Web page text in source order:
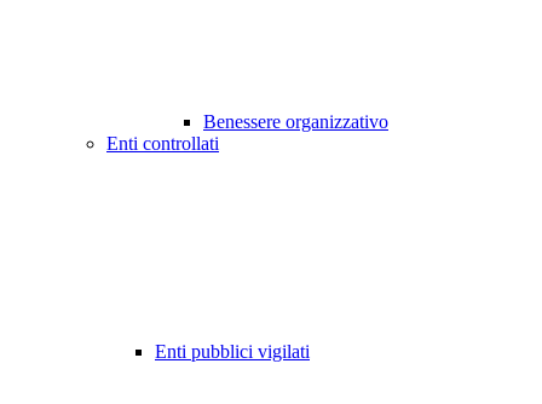
Benessere organizzativo
Enti controllati
Enti pubblici vigilati